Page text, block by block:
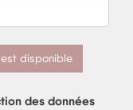
disponible
des données